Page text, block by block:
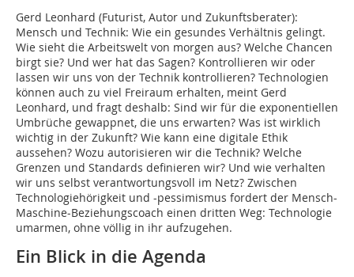
Gerd Leonhard (Futurist, Autor und Zukunftsberater):
Mensch und Technik: Wie ein gesundes Verhältnis gelingt.
Wie sieht die Arbeitswelt von morgen aus? Welche Chancen
birgt sie? Und wer hat das Sagen? Kontrollieren wir oder
lassen wir uns von der Technik kontrollieren? Technologien
können auch zu viel Freiraum erhalten, meint Gerd
Leonhard, und fragt deshalb: Sind wir für die exponentiellen
Umbrüche gewappnet, die uns erwarten? Was ist wirklich
wichtig in der Zukunft? Wie kann eine digitale Ethik
aussehen? Wozu autorisieren wir die Technik? Welche
Grenzen und Standards definieren wir? Und wie verhalten
wir uns selbst verantwortungsvoll im Netz? Zwischen
Technologiehörigkeit und -pessimismus fordert der Mensch-
Maschine-Beziehungscoach einen dritten Weg: Technologie
umarmen, ohne völlig in ihr aufzugehen.
Ein Blick in die Agenda